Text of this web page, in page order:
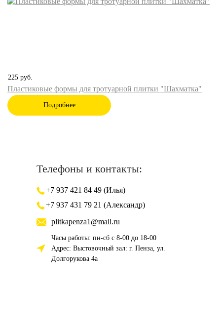
225 руб.
Пластиковые формы для тротуарной плитки "Шахматка"
Подробнее
Телефоны и контакты:
+7 937 421 84 49 (Илья)
+7 937 431 79 21 (Александр)
plitkapenza1@mail.ru
Часы работы: пн-сб с 8-00 до 18-00
Адрес: Выстовочный зал: г. Пенза, ул.
Долгорукова 4а